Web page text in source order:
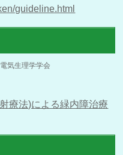
guideline.html
気生理学学会
療法)による緑内障治療